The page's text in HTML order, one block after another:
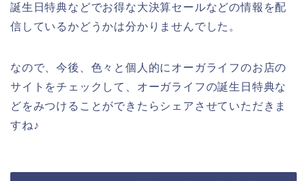
誕生日特典などでお得な大決算セールなどの情報を配
信しているかどうかは分かりませんでした。
なので、今後、色々と個人的にオーガライフのお店の
サイトをチェックして、オーガライフの誕生日特典な
どをみつけることができたらシェアさせていただきま
すね♪